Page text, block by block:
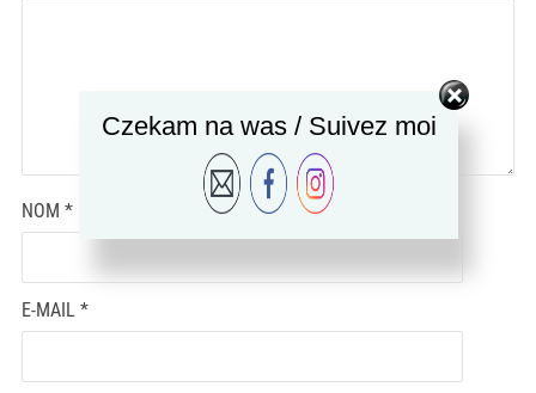
NOM *
E-MAIL *
Czekam na was / Suivez moi